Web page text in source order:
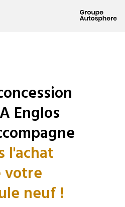
Englos
l'achat
votre
neuf !